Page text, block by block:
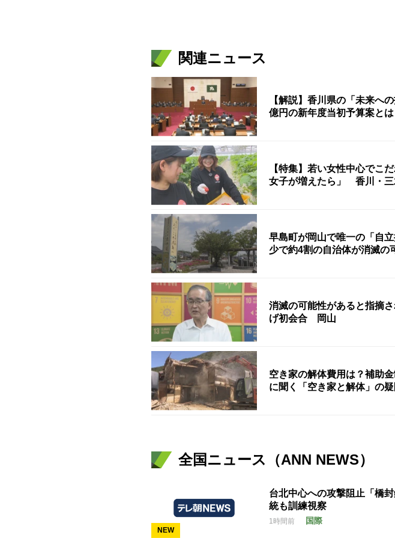
関連ニュース
【解説】香川県の「未来
億円の新年度当初予算案とは
【特集】若い女性中心でこ
女子が増えたら」 香川・三
早島町が岡山で唯一の「自
少で約4割の自治体が消滅の
消滅の可能性があると指摘
げ初会合 岡山
空き家の解体費用は？補助
に聞く「空き家と解体」の疑
全国ニュース（ANN NEWS）
NEW
台北中心への攻撃阻止「橋
統も訓練視察
1時間前 国際